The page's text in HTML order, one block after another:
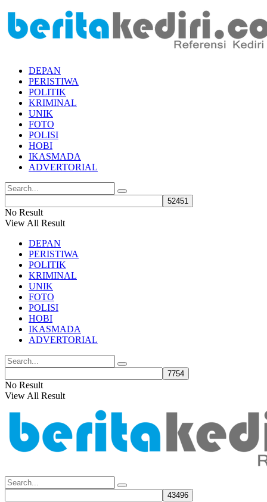
DEPAN
PERISTIWA
POLITIK
KRIMINAL
UNIK
FOTO
POLISI
HOBI
IKASMADA
ADVERTORIAL
No Result
View All Result
DEPAN
PERISTIWA
POLITIK
KRIMINAL
UNIK
FOTO
POLISI
HOBI
IKASMADA
ADVERTORIAL
No Result
View All Result